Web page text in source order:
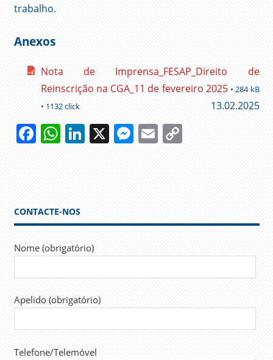
trabalho.
Anexos
Nota de Imprensa_FESAP_Direito de
Reinscrição na CGA_11 de fevereiro 2025 • 284 kB
• 1132 click
13.02.2025
Facebook
WhatsApp
LinkedIn
X Messenger
EmailCopy
SINTAP
TRABALHO
CONTACTE-NOS
Nome (obrigatório)
Apelido (obrigatório)
Telefone/Telemóvel